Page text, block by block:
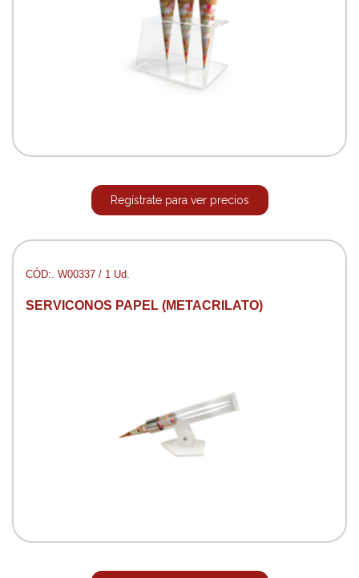
Regístrate para ver precios
CÓD:. W00337 / 1 Ud.
SERVICONOS PAPEL (METACRILATO)